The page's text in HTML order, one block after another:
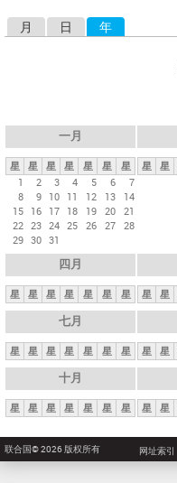
月 日 年
一月
星 星 星 星 星 星
星
1
2 3 4 5 6
7
8
9 10 11 12 13
14
15 16 17 18 19 20 21
22 23 24 25 26 27 28
29 30 31
星 星
四月
星 星 星 星 星 星 星 星 星
七月
星 星 星 星 星 星 星 星 星
十月
星 星 星 星 星 星 星 星 星
联合国© 2026 版权所有 网址索引